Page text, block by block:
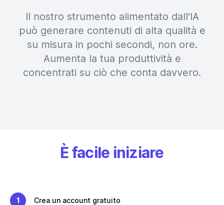
Il nostro strumento alimentato dall'IA
può generare contenuti di alta qualità e
su misura in pochi secondi, non ore.
Aumenta la tua produttività e
concentrati su ciò che conta davvero.
È facile iniziare
1 Crea un account gratuito